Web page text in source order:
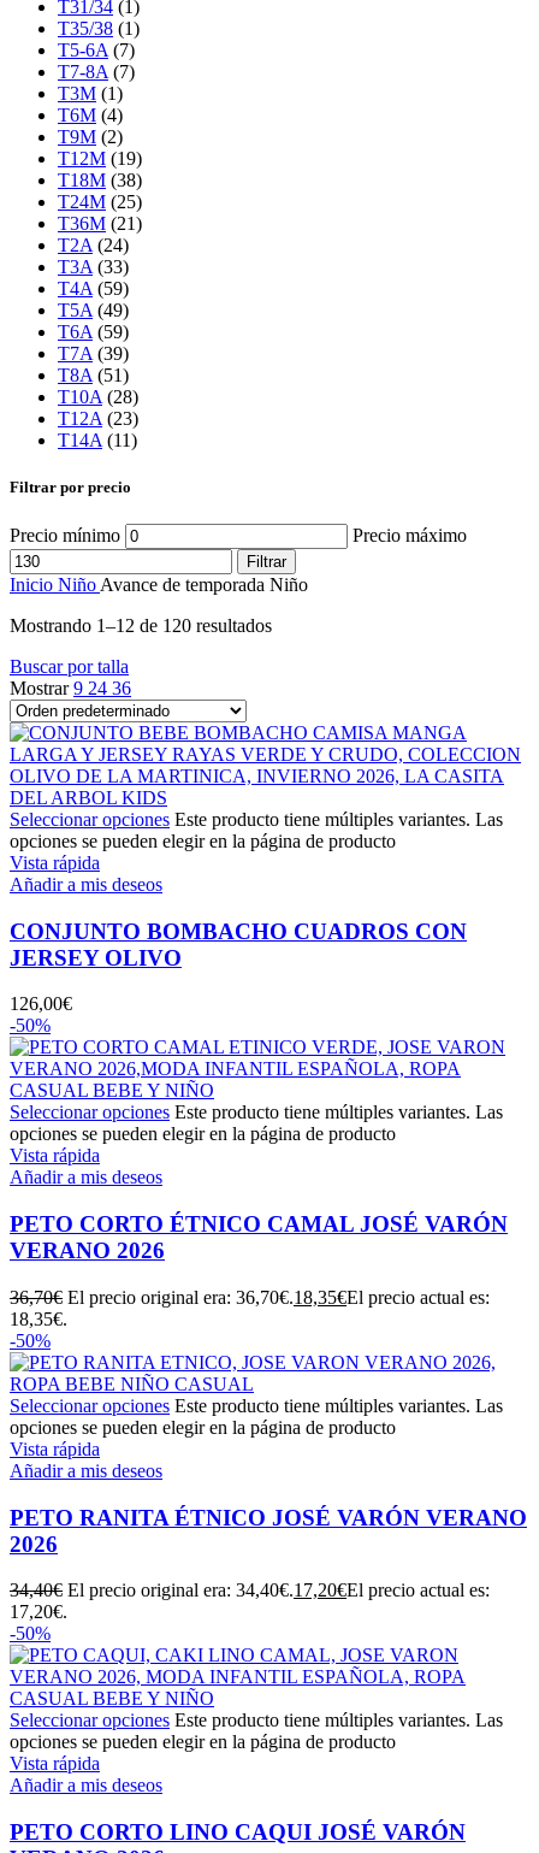
T31/34 (1)
T35/38 (1)
T5-6A (7)
T7-8A (7)
T3M (1)
T6M (4)
T9M (2)
T12M (19)
T18M (38)
T24M (25)
T36M (21)
T2A (24)
T3A (33)
T4A (59)
T5A (49)
T6A (59)
T7A (39)
T8A (51)
T10A (28)
T12A (23)
T14A (11)
Filtrar por precio
Precio mínimo Precio máximo
Filtrar
Inicio Niño Avance de temporada Niño
Mostrando 1–12 de 120 resultados
Buscar por talla
Mostrar9 24 36
Seleccionar opciones Este producto tiene múltiples variantes. Las
opciones se pueden elegir en la página de producto
Vista rápida
Añadir a mis deseos
CONJUNTO BOMBACHO CUADROS CON
JERSEY OLIVO
126,00€
-50%
Seleccionar opciones Este producto tiene múltiples variantes. Las
opciones se pueden elegir en la página de producto
Vista rápida
Añadir a mis deseos
PETO CORTO ÉTNICO CAMAL JOSÉ VARÓN
VERANO 2026
36,70€ El precio original era: 36,70€.18,35€El precio actual es:
18,35€.
-50%
Seleccionar opciones Este producto tiene múltiples variantes. Las
opciones se pueden elegir en la página de producto
Vista rápida
Añadir a mis deseos
PETO RANITA ÉTNICO JOSÉ VARÓN VERANO
2026
34,40€ El precio original era: 34,40€.17,20€El precio actual es:
17,20€.
-50%
Seleccionar opciones Este producto tiene múltiples variantes. Las
opciones se pueden elegir en la página de producto
Vista rápida
Añadir a mis deseos
PETO CORTO LINO CAQUI JOSÉ VARÓN